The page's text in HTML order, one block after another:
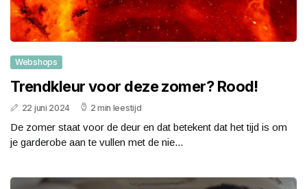
Webshops
Trendkleur voor deze zomer? Rood!
22 juni 2024 2 min leestijd
De zomer staat voor de deur en dat betekent dat het tijd is om
je garderobe aan te vullen met de nie...